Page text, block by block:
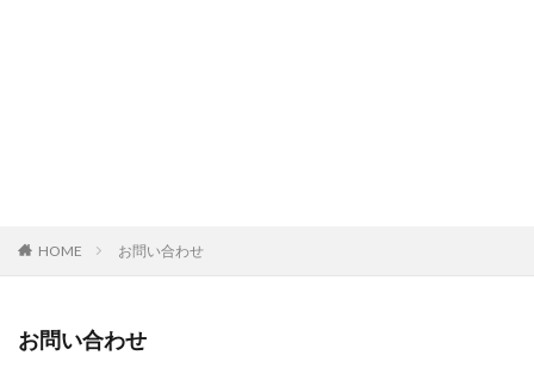
HOME お問い合わせ
お問い合わせ